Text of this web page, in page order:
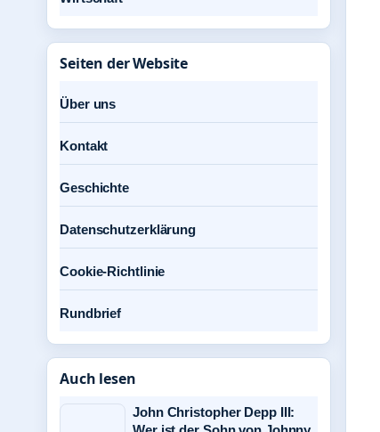
Seiten der Website
Über uns
Kontakt
Geschichte
Datenschutzerklärung
Cookie-Richtlinie
Rundbrief
Auch lesen
John Christopher Depp III: